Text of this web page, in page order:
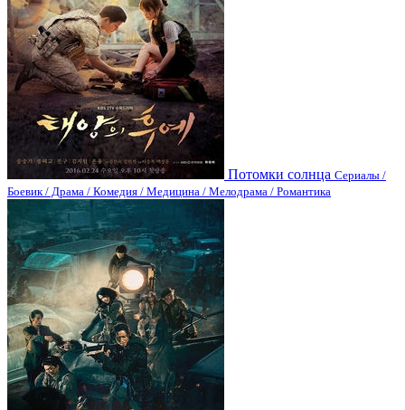
Потомки солнца Сериалы /
Боевик / Драма / Комедия / Медицина / Мелодрама / Романтика